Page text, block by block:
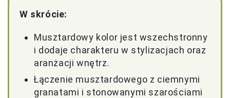
W skrócie:
Musztardowy kolor jest wszechstronny
i dodaje charakteru w stylizacjach oraz
aranżacji wnętrz.
Łączenie musztardowego z ciemnymi
granatami i stonowanymi szarościami